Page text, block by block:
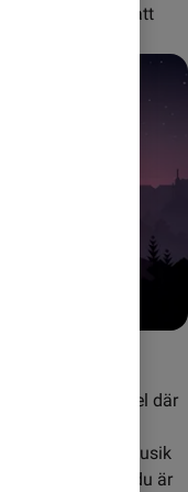
äventyr utan att
runner"-spel där
utför trick och
avkopplande musik
särskilt när du är